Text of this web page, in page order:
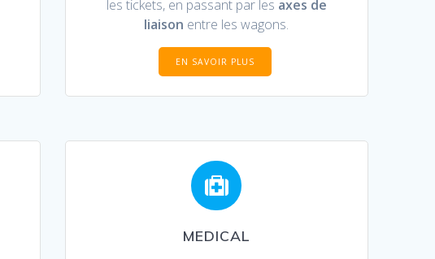
les tickets, en passant par les axes de
liaison entre les wagons.
EN SAVOIR PLUS
MEDICAL